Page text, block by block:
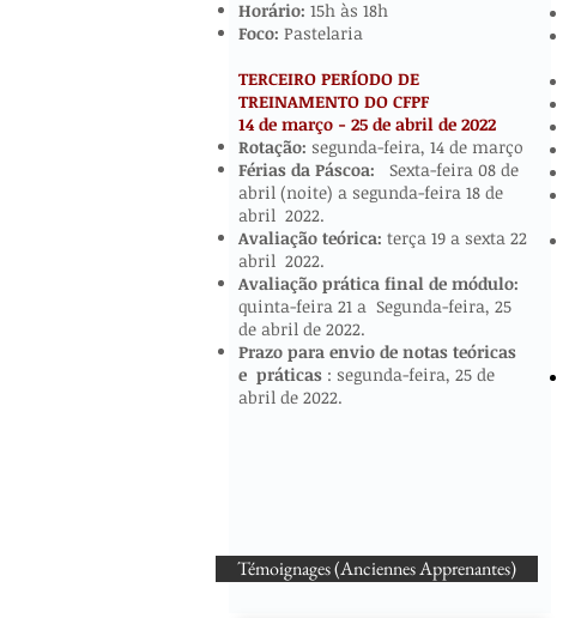
Horário: 15h às 18h
Foco: Pastelaria
TERCEIRO PERÍODO DE
TREINAMENTO DO CFPF
14 de março - 25 de abril de 2022​​​
Rotação: segunda-feira, 14 de março
Férias da Páscoa: Sexta-feira 08 de
abril (noite) a segunda-feira 18 de
abril 2022.
Avaliação teórica: terça 19 a sexta 22
abril 2022.
Avaliação prática final de módulo:
quinta-feira 21 a Segunda-feira, 25
de abril de 2022.
Prazo para envio de notas teóricas
e práticas: segunda-feira, 25 de
abril de 2022.
Témoignages (Anciennes Apprenantes)